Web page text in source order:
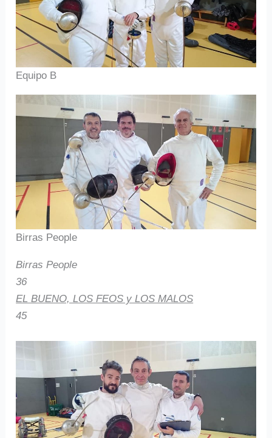
Equipo B
Birras People
Birras People
36
EL BUENO, LOS FEOS y LOS MALOS
45